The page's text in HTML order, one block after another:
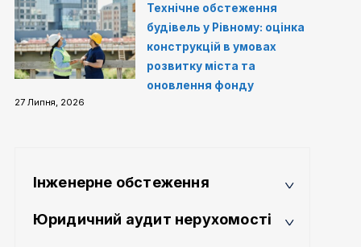
Технічне обстеження
будівель у Рівному: оцінка
конструкцій в умовах
розвитку міста та
оновлення фонду
27 Липня, 2026
Інженерне обстеження
Юридичний аудит нерухомості